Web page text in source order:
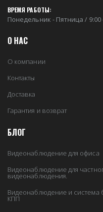
ВРЕМЯ РАБОТЫ:
Понедельник - Пятница / 9:00
О НАС
О компании
Контакты
Доставка
Гарантия и возврат
БЛОГ
Видеонаблюдение для офиса
Видеонаблюдение для
видеонаблюдения.
Видеонаблюдение и система
КПП